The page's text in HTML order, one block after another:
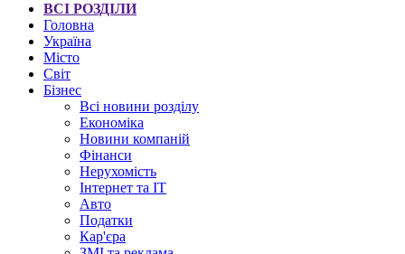
ВСІ РОЗДІЛИ
Головна
Україна
Місто
Світ
Бізнес
Всі новини розділу
Економіка
Новини компаній
Фінанси
Нерухомість
Інтернет та IT
Авто
Податки
Кар'єра